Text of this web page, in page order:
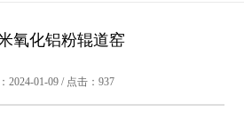
氧化铝粉辊道窑
2024-01-09 / 点击：937